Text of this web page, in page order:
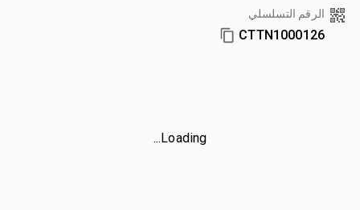
الرقم التسلسلي
CTTN1000126
Loading...